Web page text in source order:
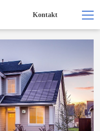
Kontakt